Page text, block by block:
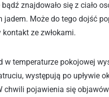
znajdowało się z ciało
Może do tego dojść
kontakt ze zwłokami.
w temperaturze pokojowej
występują po upływie
chwili pojawienia się